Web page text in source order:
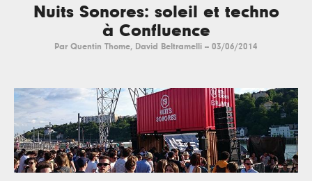
Nuits Sonores: soleil et techno
à Confluence
Par Quentin Thome, David Beltramelli -- 03/06/2014